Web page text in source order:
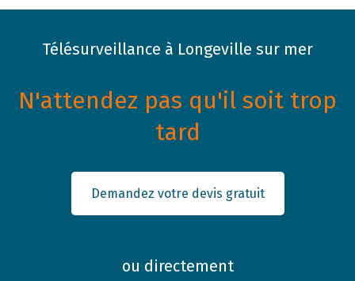
Télésurveillance à Longeville sur mer
N'attendez pas qu'il soit trop
tard
Demandez votre devis gratuit
ou directement